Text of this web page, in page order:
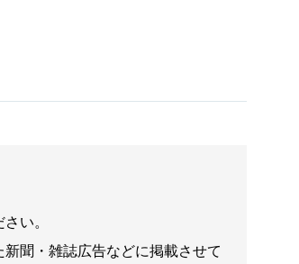
い。
聞・雑誌広告などに掲載させて